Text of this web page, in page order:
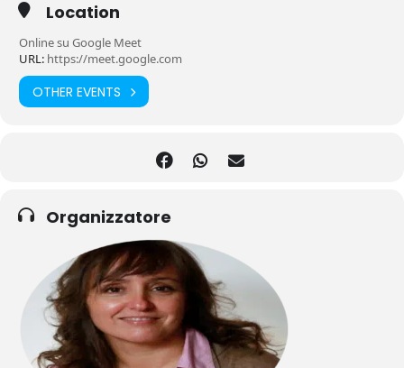
Location
Online su Google Meet
URL: https://meet.google.com
OTHER EVENTS
Organizzatore